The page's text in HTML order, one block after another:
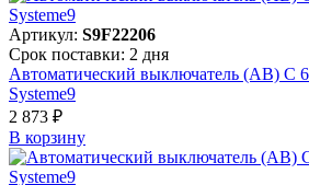
Артикул: S9F22206
Срок поставки: 2 дня
Автоматический выключатель (АВ) C
Systeme9
2 873 ₽
В корзинy